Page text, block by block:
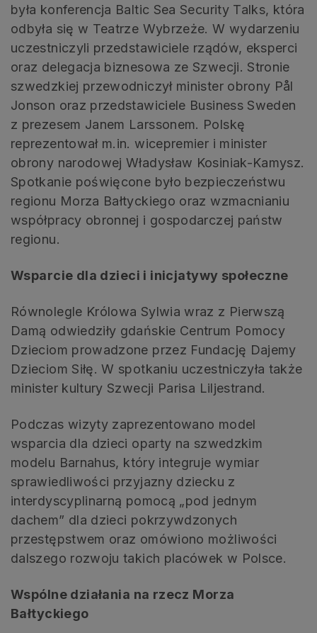
była konferencja Baltic Sea Security Talks, która
odbyła się w Teatrze Wybrzeże. W wydarzeniu
uczestniczyli przedstawiciele rządów, eksperci
oraz delegacja biznesowa ze Szwecji. Stronie
szwedzkiej przewodniczył minister obrony Pål
Jonson oraz przedstawiciele Business Sweden
z prezesem Janem Larssonem. Polskę
reprezentował m.in. wicepremier i minister
obrony narodowej Władysław Kosiniak-Kamysz.
Spotkanie poświęcone było bezpieczeństwu
regionu Morza Bałtyckiego oraz wzmacnianiu
współpracy obronnej i gospodarczej państw
regionu.
Wsparcie dla dzieci i inicjatywy społeczne
Równolegle Królowa Sylwia wraz z Pierwszą
Damą odwiedziły gdańskie Centrum Pomocy
Dzieciom prowadzone przez Fundację Dajemy
Dzieciom Siłę. W spotkaniu uczestniczyła także
minister kultury Szwecji Parisa Liljestrand.
Podczas wizyty zaprezentowano model
wsparcia dla dzieci oparty na szwedzkim
modelu Barnahus, który integruje wymiar
sprawiedliwości przyjazny dziecku z
interdyscyplinarną pomocą „pod jednym
dachem” dla dzieci pokrzywdzonych
przestępstwem oraz omówiono możliwości
dalszego rozwoju takich placówek w Polsce.
Wspólne działania na rzecz Morza
Bałtyckiego